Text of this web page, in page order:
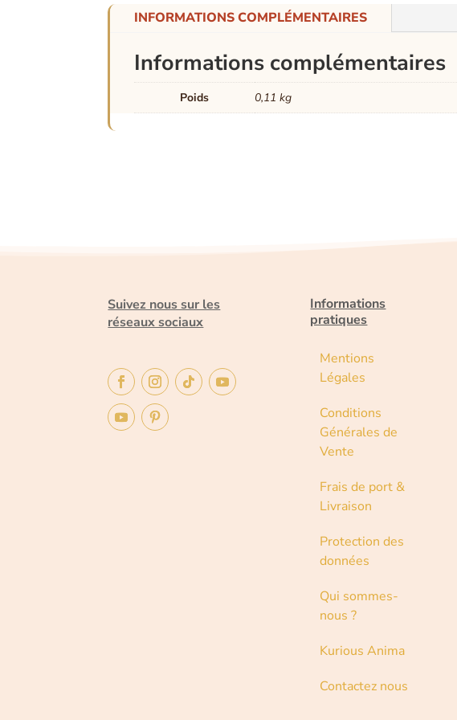
INFORMATIONS COMPLÉMENTAIRES
Informations complémentaires
Poids 0,11 kg
Suivez nous sur les
réseaux sociaux
Informations
pratiques
Mentions
Légales
Conditions
Générales de
Vente
Frais de port &
Livraison
Protection des
données
Qui sommes-
nous ?
Kurious Anima
Contactez nous